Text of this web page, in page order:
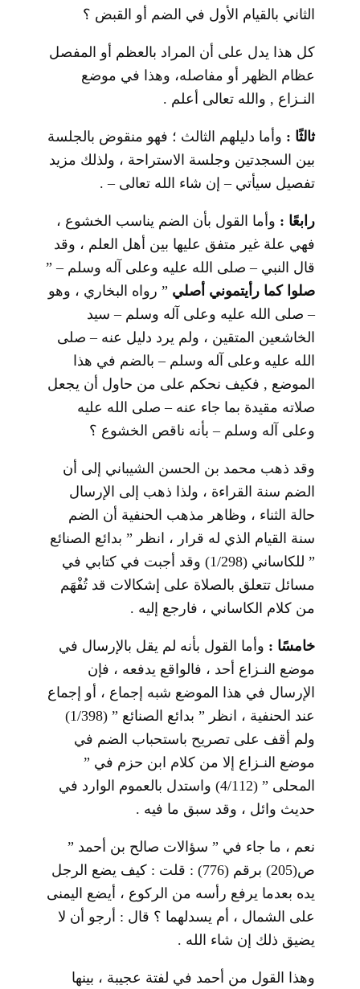
الثاني بالقيام الأول في الضم أو القبض ؟
كل هذا يدل على أن المراد بالعظم أو المفصل
عظام الظهر أو مفاصله، وهذا في موضع
النـزاع , والله تعالى أعلم .
ثالثًا : وأما دليلهم الثالث ؛ فهو منقوض بالجلسة
بين السجدتين وجلسة الاستراحة ، ولذلك مزيد
تفصيل سيأتي – إن شاء الله تعالى – .
رابعًا : وأما القول بأن الضم يناسب الخشوع ،
فهي علة غير متفق عليها بين أهل العلم ، وقد
قال النبي – صلى الله عليه وعلى آله وسلم – ”
صلوا كما رأيتموني أصلي ” رواه البخاري ، وهو
– صلى الله عليه وعلى آله وسلم – سيد
الخاشعين المتقين ، ولم يرد دليل عنه – صلى
الله عليه وعلى آله وسلم – بالضم في هذا
الموضع , فكيف نحكم على من حاول أن يجعل
صلاته مقيدة بما جاء عنه – صلى الله عليه
وعلى آله وسلم – بأنه ناقص الخشوع ؟
وقد ذهب محمد بن الحسن الشيباني إلى أن
الضم سنة القراءة ، ولذا ذهب إلى الإرسال
حالة الثناء ، وظاهر مذهب الحنفية أن الضم
سنة القيام الذي له قرار ، انظر ” بدائع الصنائع
” للكاساني (1/298) وقد أجبت في كتابي في
مسائل تتعلق بالصلاة على إشكالات قد تُفْهَم
من كلام الكاساني ، فارجع إليه .
خامسًا : وأما القول بأنه لم يقل بالإرسال في
موضع النـزاع أحد ، فالواقع يدفعه ، فإن
الإرسال في هذا الموضع شبه إجماع ، أو إجماع
عند الحنفية ، انظر ” بدائع الصنائع ” (1/398)
ولم أقف على تصريح باستحباب الضم في
موضع النـزاع إلا من كلام ابن حزم في ”
المحلى ” (4/112) واستدل بالعموم الوارد في
حديث وائل ، وقد سبق ما فيه .
نعم ، ما جاء في ” سؤالات صالح بن أحمد ”
ص(205) برقم (776) : قلت : كيف يضع الرجل
يده بعدما يرفع رأسه من الركوع ، أيضع اليمنى
على الشمال ، أم يسدلهما ؟ قال : أرجو أن لا
يضيق ذلك إن شاء الله .
وهذا القول من أحمد في لفتة عجيبة ، بينها